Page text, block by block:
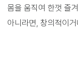
몸을 움직여 한껏 즐
아니라면, 창의적이